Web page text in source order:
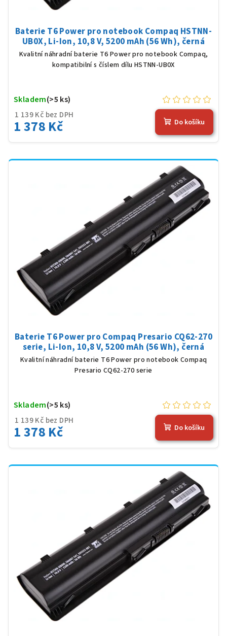
Baterie T6 Power pro notebook Compaq HSTNN-
UB0X, Li-Ion, 10,8 V, 5200 mAh (56 Wh), černá
Kvalitní náhradní baterie T6 Power pro notebook Compaq,
kompatibilní s číslem dílu HSTNN-UB0X
1 139 Kč bez DPH
1 378 Kč
Skladem(>5 ks)
Do košíku
Baterie T6 Power pro Compaq Presario CQ62-270
serie, Li-Ion, 10,8 V, 5200 mAh (56 Wh), černá
Kvalitní náhradní baterie T6 Power pro notebook Compaq
Presario CQ62-270 serie
1 139 Kč bez DPH
1 378 Kč
Skladem(>5 ks)
Do košíku